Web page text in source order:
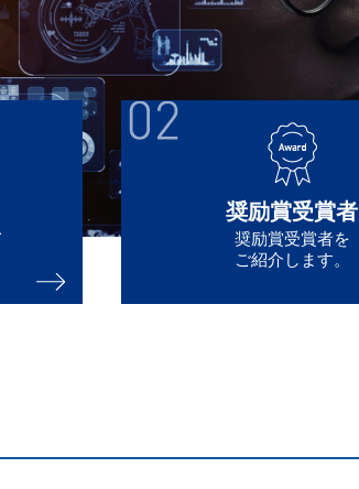
奨励賞受賞者
奨励賞受賞者を
ご紹介します。